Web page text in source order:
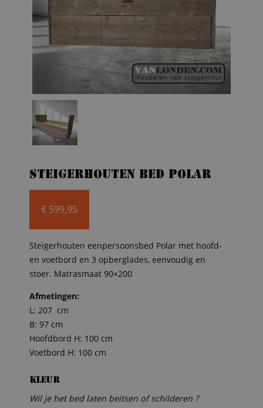
Steigerhouten bed Polar
€ 599,95
Steigerhouten eenpersoonsbed Polar met hoofd-
en voetbord en 3 opberglades, eenvoudig en
stoer. Matrasmaat 90×200
Afmetingen:
L: 207 cm
B: 97 cm
Hoofdbord H: 100 cm
Voetbord H: 100 cm
Kleur
Wil je het bed laten beitsen of schilderen ?